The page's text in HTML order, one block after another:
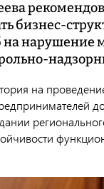
бизнес-
нарушение
на